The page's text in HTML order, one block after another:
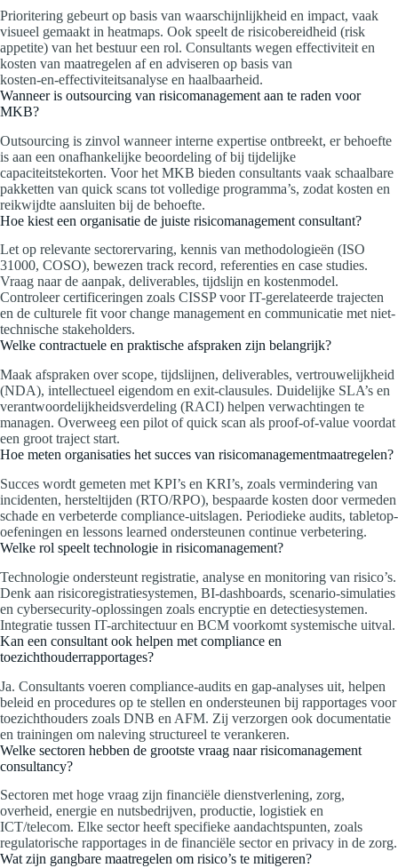
Prioritering gebeurt op basis van waarschijnlijkheid en impact, vaak
visueel gemaakt in heatmaps. Ook speelt de risicobereidheid (risk
appetite) van het bestuur een rol. Consultants wegen effectiviteit en
kosten van maatregelen af en adviseren op basis van
kosten‑en‑effectiviteitsanalyse en haalbaarheid.
Wanneer is outsourcing van risicomanagement aan te raden voor
MKB?
Outsourcing is zinvol wanneer interne expertise ontbreekt, er behoefte
is aan een onafhankelijke beoordeling of bij tijdelijke
capaciteitstekorten. Voor het MKB bieden consultants vaak schaalbare
pakketten van quick scans tot volledige programma’s, zodat kosten en
reikwijdte aansluiten bij de behoefte.
Hoe kiest een organisatie de juiste risicomanagement consultant?
Let op relevante sectorervaring, kennis van methodologieën (ISO
31000, COSO), bewezen track record, referenties en case studies.
Vraag naar de aanpak, deliverables, tijdslijn en kostenmodel.
Controleer certificeringen zoals CISSP voor IT-gerelateerde trajecten
en de culturele fit voor change management en communicatie met niet-
technische stakeholders.
Welke contractuele en praktische afspraken zijn belangrijk?
Maak afspraken over scope, tijdslijnen, deliverables, vertrouwelijkheid
(NDA), intellectueel eigendom en exit-clausules. Duidelijke SLA’s en
verantwoordelijkheidsverdeling (RACI) helpen verwachtingen te
managen. Overweeg een pilot of quick scan als proof‑of‑value voordat
een groot traject start.
Hoe meten organisaties het succes van risicomanagementmaatregelen?
Succes wordt gemeten met KPI’s en KRI’s, zoals vermindering van
incidenten, hersteltijden (RTO/RPO), bespaarde kosten door vermeden
schade en verbeterde compliance-uitslagen. Periodieke audits, tabletop-
oefeningen en lessons learned ondersteunen continue verbetering.
Welke rol speelt technologie in risicomanagement?
Technologie ondersteunt registratie, analyse en monitoring van risico’s.
Denk aan risicoregistratiesystemen, BI-dashboards, scenario-simulaties
en cybersecurity-oplossingen zoals encryptie en detectiesystemen.
Integratie tussen IT-architectuur en BCM voorkomt systemische uitval.
Kan een consultant ook helpen met compliance en
toezichthouderrapportages?
Ja. Consultants voeren compliance-audits en gap-analyses uit, helpen
beleid en procedures op te stellen en ondersteunen bij rapportages voor
toezichthouders zoals DNB en AFM. Zij verzorgen ook documentatie
en trainingen om naleving structureel te verankeren.
Welke sectoren hebben de grootste vraag naar risicomanagement
consultancy?
Sectoren met hoge vraag zijn financiële dienstverlening, zorg,
overheid, energie en nutsbedrijven, productie, logistiek en
ICT/telecom. Elke sector heeft specifieke aandachtspunten, zoals
regulatorische rapportages in de financiële sector en privacy in de zorg.
Wat zijn gangbare maatregelen om risico’s te mitigeren?